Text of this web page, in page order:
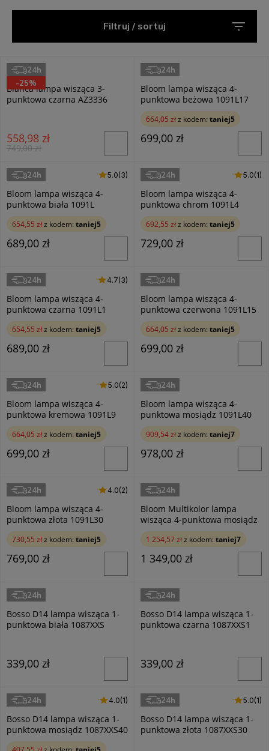
Filtruj / sortuj
Azzardo
Blanca lampa wisząca 3-
punktowa czarna AZ3336
558,98 zł
749,00 zł
24h
-25%
Aldex
Bloom lampa wisząca 4-
punktowa beżowa 1091L17
664,05 złz kodem: taniej5
699,00 zł
24h
Aldex
Bloom lampa wisząca 4-
punktowa biała 1091L
5.0 (3)
5.0(3)
654,55 złz kodem: taniej5
689,00 zł
24h
Aldex
Bloom lampa wisząca 4-
punktowa chrom 1091L4
5.0 (1)
5.0(1)
692,55 złz kodem: taniej5
729,00 zł
24h
Aldex
Bloom lampa wisząca 4-
punktowa czarna 1091L1
4.7 (3)
4.7(3)
654,55 złz kodem: taniej5
689,00 zł
24h
Aldex
Bloom lampa wisząca 4-
punktowa czerwona 1091L15
664,05 złz kodem: taniej5
699,00 zł
24h
Aldex
Bloom lampa wisząca 4-
punktowa kremowa 1091L9
5.0 (2)
5.0(2)
664,05 złz kodem: taniej5
699,00 zł
24h
Aldex
Bloom lampa wisząca 4-
punktowa mosiądz 1091L40
909,54 złz kodem: taniej7
978,00 zł
24h
Aldex
Bloom lampa wisząca 4-
punktowa złota 1091L30
4.0 (2)
4.0(2)
730,55 złz kodem: taniej5
769,00 zł
24h
Aldex
Bloom Multikolor lampa
wisząca 4-punktowa mosiądz
1111L40
1 254,57 złz kodem: taniej7
1 349,00 zł
24h
Aldex
Bosso D14 lampa wisząca 1-
punktowa biała 1087XXS
339,00 zł
24h
Aldex
Bosso D14 lampa wisząca 1-
punktowa czarna 1087XXS1
339,00 zł
24h
Aldex
Bosso D14 lampa wisząca 1-
punktowa mosiądz 1087XXS40
4.0 (1)
4.0(1)
24h
Aldex
Bosso D14 lampa wisząca 1-
punktowa złota 1087XXS30
5.0 (1)
5.0(1)
24h